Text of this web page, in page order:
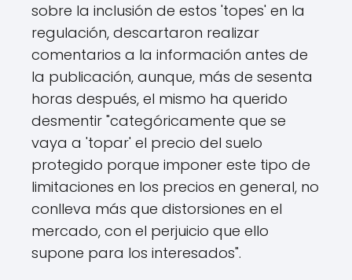
sobre la inclusión de estos 'topes' en la
regulación, descartaron realizar
comentarios a la información antes de
la publicación, aunque, más de sesenta
horas después, el mismo ha querido
desmentir "categóricamente que se
vaya a 'topar' el precio del suelo
protegido porque imponer este tipo de
limitaciones en los precios en general, no
conlleva más que distorsiones en el
mercado, con el perjuicio que ello
supone para los interesados".